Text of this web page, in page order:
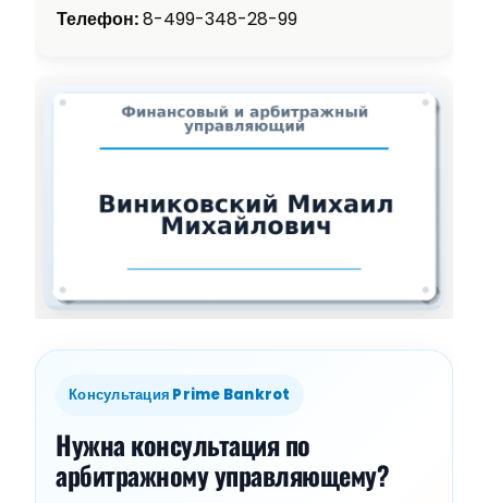
Телефон:8-499-348-28-99
Консультация Prime Bankrot
Нужна консультация по
арбитражному управляющему?